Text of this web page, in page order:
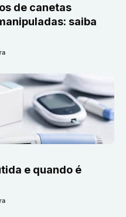
de canetas
saiba
e quando é